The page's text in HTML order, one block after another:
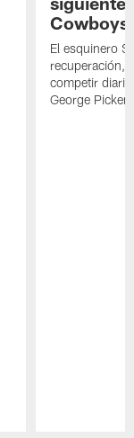
Cowboys
El esquinero
recuperación,
competir
George